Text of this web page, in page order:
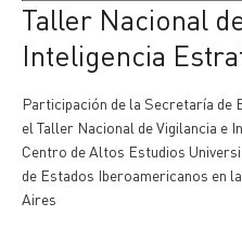
Taller Nacional de Vigilancia e
Inteligencia
Participación de la Secretaría de
el Taller Nacional de Vigilancia e
Centro de Altos Estudios
de Estados Iberoamericanos en
Aires